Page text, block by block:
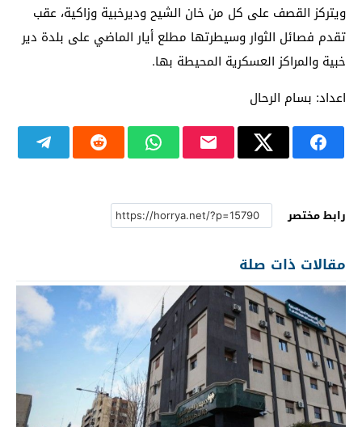
ويتركز القصف على كل من خان الشيح وديرخبية وزاكية، عقب
تقدم فصائل الثوار وسيطرتها مطلع أيار الماضي على بلدة دير
خبية والمراكز العسكرية المحيطة بها.
اعداد: بسام الرحال
رابط مختصر
مقالات ذات صلة